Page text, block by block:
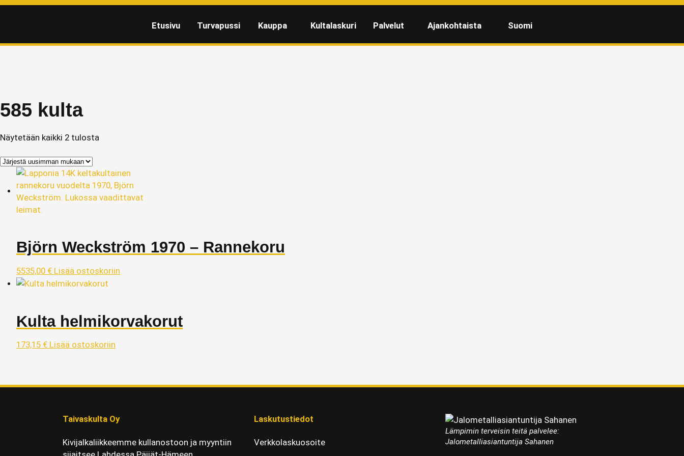
Etusivu Turvapussi Kauppa Kultalaskuri Palvelut Ajankohtaista Suomi
585 kulta
Näytetään kaikki 2 tulosta
Björn Weckström 1970 – Rannekoru
5535,00 € Lisää ostoskoriin
Kulta helmikorvakorut
173,15 € Lisää ostoskoriin
Taivaskulta Oy
Kivijalkaliikkeemme kullanostoon ja myyntiin
Laskutustiedot
Verkkolaskuosoite
Lämpimin terveisin teitä palvelee:
Jalometalliasiantuntija Sahanen